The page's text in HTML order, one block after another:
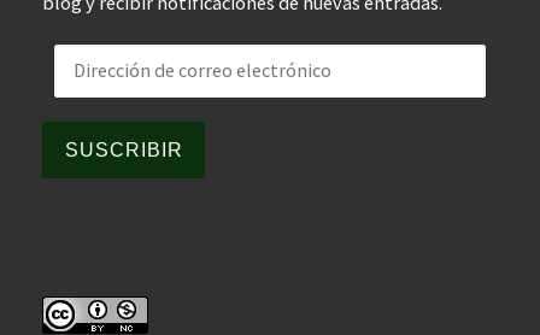
Dirección de correo electrónico
SUSCRIBIR